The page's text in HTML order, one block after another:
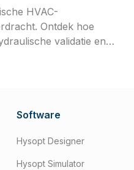
HVAC-
Ontdek hoe
validatie en
Software
Hysopt Designer
Hysopt Simulator